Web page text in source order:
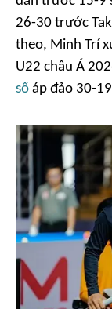
26-30 trước
theo, Minh Trí
U22 châu Á
số áp đảo 30-